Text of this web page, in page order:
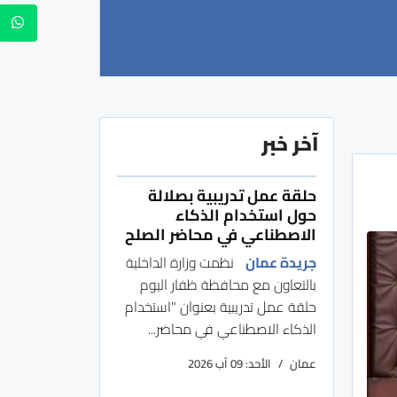
آخر خبر
حلقة عمل تدريبية بصلالة
حول استخدام الذكاء
الاصطناعي في محاضر الصلح
جريدة عمان نظمت وزارة الداخلية
بالتعاون مع محافظة ظفار اليوم
حلقة عمل تدريبية بعنوان "استخدام
الذكاء الاصطناعي في محاضر...
عمان الأحد: 09 آب 2026